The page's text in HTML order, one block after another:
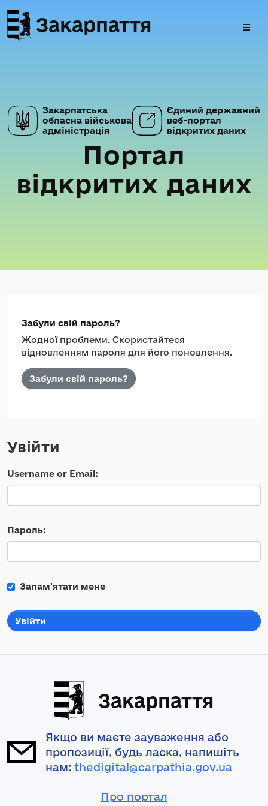
Закарпаття
Закарпатська
обласна військова
адміністрація
Єдиний державний
веб-портал
відкритих даних
Портал
відкритих даних
Забули свій пароль?
Жодної проблеми. Скористайтеся
відновленням пароля для його поновлення.
Забули свій пароль?
Увійти
Username or Email
Пароль
Запам'ятати мене
Увійти
Закарпаття
Якщо ви маєте зауваження або
пропозиції, будь ласка, напишіть
нам: thedigital@carpathia.gov.ua
Про портал